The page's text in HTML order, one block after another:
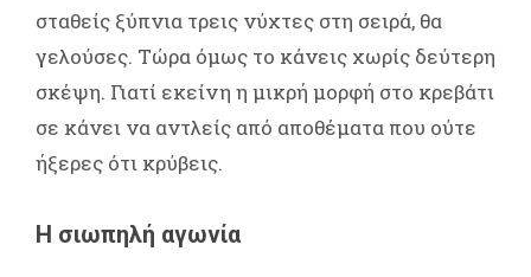
σταθείς ξύπνια τρεις νύχτες στη σειρά, θα
γελούσες. Τώρα όμως το κάνεις χωρίς δεύτερη
σκέψη. Γιατί εκείνη η μικρή μορφή στο κρεβάτι
σε κάνει να αντλείς από αποθέματα που ούτε
ήξερες ότι κρύβεις.
Η σιωπηλή αγωνία